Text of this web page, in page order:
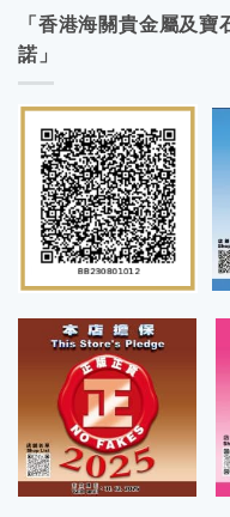
「香港海關貴金屬及
諾」